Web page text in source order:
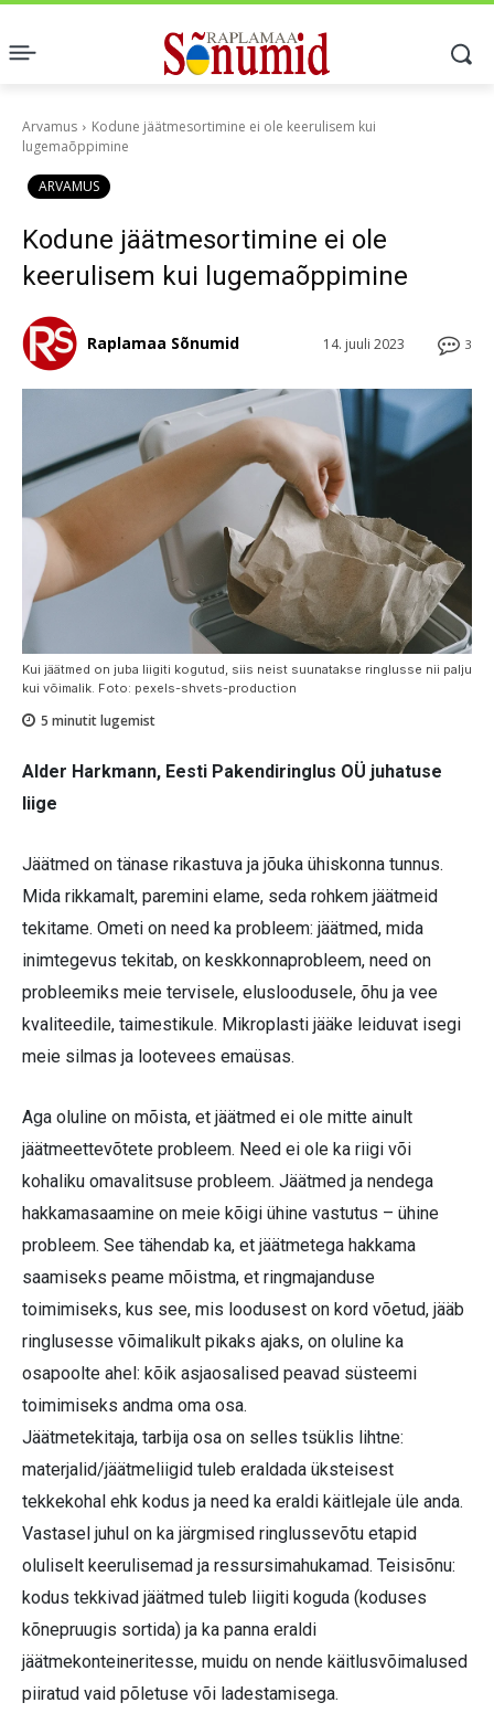
Arvamus
Kodune jäätmesortimine ei ole keerulisem kui
lugemaõppimine
ARVAMUS
Kodune jäätmesortimine ei ole
keerulisem kui lugemaõppimine
3
14. juuli 2023
Raplamaa Sõnumid
Kui jäätmed on juba liigiti kogutud, siis neist suunatakse ringlusse nii palju
kui võimalik. Foto: pexels-shvets-production
5 minutit lugemist
Alder Harkmann, Eesti Pakendiringlus OÜ juhatuse
liige
Jäätmed on tänase rikastuva ja jõuka ühiskonna tunnus.
Mida rikkamalt, paremini elame, seda rohkem jäätmeid
tekitame. Ometi on need ka probleem: jäätmed, mida
inimtegevus tekitab, on keskkonnaprobleem, need on
probleemiks meie tervisele, elusloodusele, õhu ja vee
kvaliteedile, taimestikule. Mikroplasti jääke leiduvat isegi
meie silmas ja lootevees emaüsas.
Aga oluline on mõista, et jäätmed ei ole mitte ainult
jäätmeettevõtete probleem. Need ei ole ka riigi või
kohaliku omavalitsuse probleem. Jäätmed ja nendega
hakkamasaamine on meie kõigi ühine vastutus – ühine
probleem. See tähendab ka, et jäätmetega hakkama
saamiseks peame mõistma, et ringmajanduse
toimimiseks, kus see, mis loodusest on kord võetud, jääb
ringlusesse võimalikult pikaks ajaks, on oluline ka
osapoolte ahel: kõik asjaosalised peavad süsteemi
toimimiseks andma oma osa.
Jäätmetekitaja, tarbija osa on selles tsüklis lihtne:
materjalid/jäätmeliigid tuleb eraldada üksteisest
tekkekohal ehk kodus ja need ka eraldi käitlejale üle anda.
Vastasel juhul on ka järgmised ringlussevõtu etapid
oluliselt keerulisemad ja ressursimahukamad. Teisisõnu:
kodus tekkivad jäätmed tuleb liigiti koguda (koduses
kõnepruugis sortida) ja ka panna eraldi
jäätmekonteineritesse, muidu on nende käitlusvõimalused
piiratud vaid põletuse või ladestamisega.